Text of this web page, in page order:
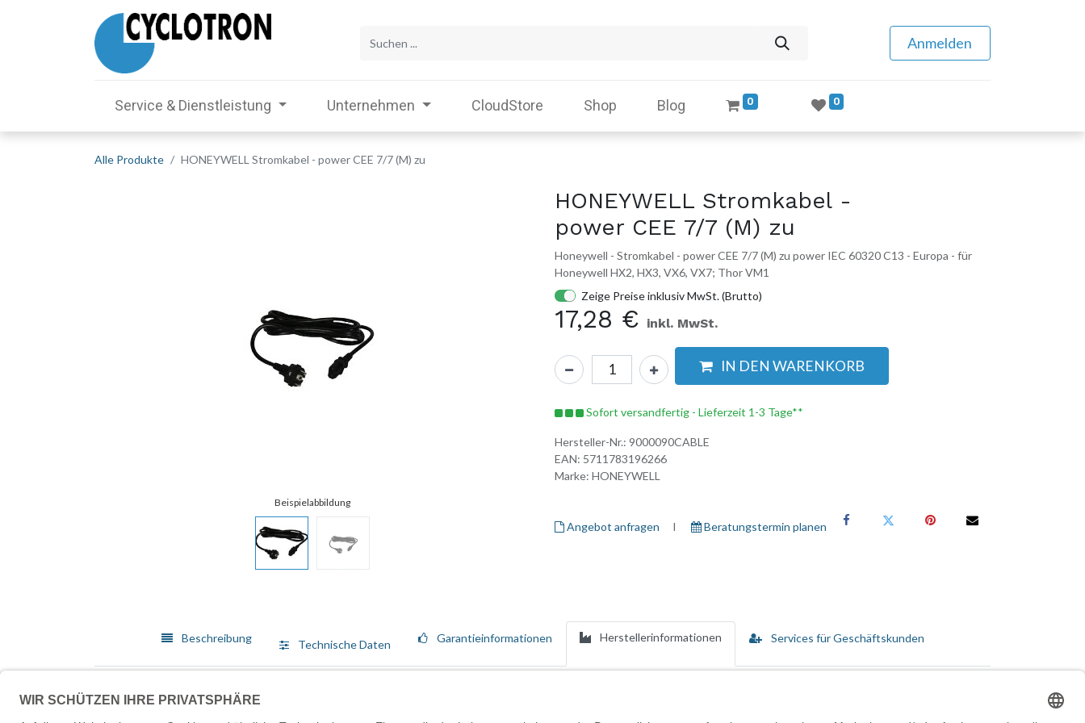
Anmelden
Service & Dienstleistung Unternehmen CloudStore Shop Blog 0 0
Alle Produkte HONEYWELL Stromkabel - power CEE 7/7 (M) zu
HONEYWELL Stromkabel -
power CEE 7/7 (M) zu
Honeywell - Stromkabel - power CEE 7/7 (M) zu power IEC 60320 C13 - Europa - für
Honeywell HX2, HX3, VX6, VX7; Thor VM1
Zeige Preise inklusiv MwSt. (Brutto)
17,28 € inkl. MwSt.
IN DEN WARENKORB
Sofort versandfertig - Lieferzeit 1-3 Tage**
Hersteller-Nr.: 9000090CABLE
EAN: 5711783196266
Marke: HONEYWELL
Angebot anfragen I ​ Beratungstermin planen
Beschreibung Technische Daten Garantieinformationen Herstellerinformationen Services für Geschäftskunden